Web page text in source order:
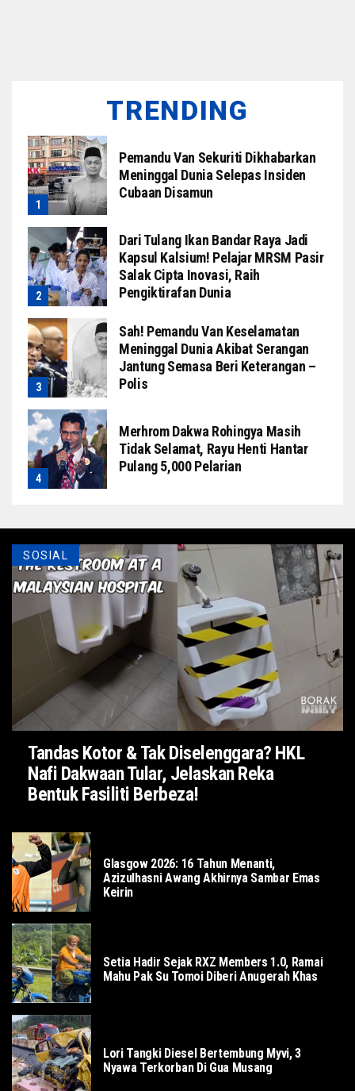
TRENDING
Pemandu Van Sekuriti Dikhabarkan
Meninggal Dunia Selepas Insiden
Cubaan Disamun
Dari Tulang Ikan Bandar Raya Jadi
Kapsul Kalsium! Pelajar MRSM Pasir
Salak Cipta Inovasi, Raih
Pengiktirafan Dunia
Sah! Pemandu Van Keselamatan
Meninggal Dunia Akibat Serangan
Jantung Semasa Beri Keterangan –
Polis
Merhrom Dakwa Rohingya Masih
Tidak Selamat, Rayu Henti Hantar
Pulang 5,000 Pelarian
SOSIAL
Tandas Kotor & Tak Diselenggara? HKL
Nafi Dakwaan Tular, Jelaskan Reka
Bentuk Fasiliti Berbeza!
Glasgow 2026: 16 Tahun Menanti,
Azizulhasni Awang Akhirnya Sambar Emas
Keirin
Setia Hadir Sejak RXZ Members 1.0, Ramai
Mahu Pak Su Tomoi Diberi Anugerah Khas
Lori Tangki Diesel Bertembung Myvi, 3
Nyawa Terkorban Di Gua Musang